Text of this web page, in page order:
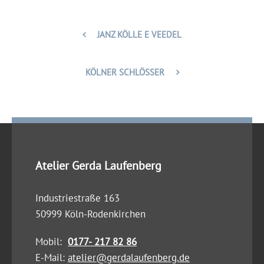
JANZ KÖLLE E VEEDEL
KÖLNER SCHLÖSSER
Atelier Gerda Laufenberg
Industriestraße 163
50999 Köln-Rodenkirchen
Mobil: 0177- 217 82 86
E-Mail: atelier@gerdalaufenberg.de